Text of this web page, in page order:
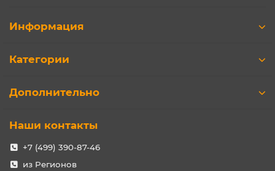
Информация
Категории
Дополнительно
Наши контакты
+7 (499) 390-87-46
из Регионов